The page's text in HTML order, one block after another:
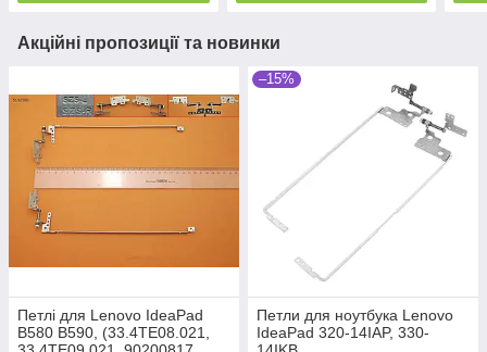
Акційні пропозиції та новинки
Петлі для Lenovo IdeaPad
B580 B590, (33.4TE08.021,
–15%
Петли для ноутбука Lenovo
IdeaPad 320-14IAP, 330-